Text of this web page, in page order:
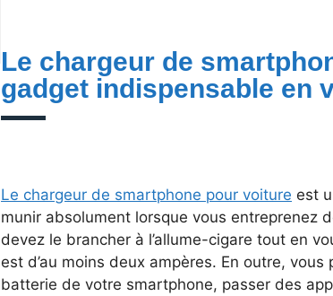
Le chargeur de
gadget indispensable en
Le chargeur de smartphone pour voiture est
munir absolument lorsque vous entreprenez
devez le brancher à l’allume-cigare tout en
est d’au moins deux ampères. En outre,
batterie de votre smartphone, passer des